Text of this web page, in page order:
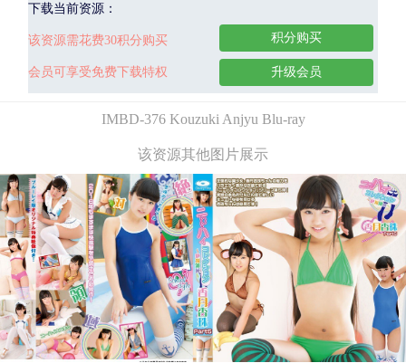
下载当前资源：
该资源需花费30积分购买
会员可享受免费下载特权
积分购买
升级会员
IMBD-376 Kouzuki Anjyu Blu-ray
该资源其他图片展示